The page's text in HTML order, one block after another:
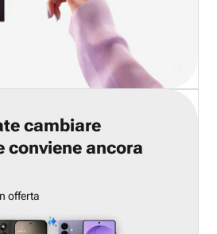
cambiare
conviene ancora
offerta